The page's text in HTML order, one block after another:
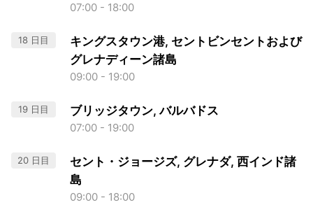
07:00 - 18:00
18 日目
キングスタウン港, セントビンセントおよび
グレナディーン諸島
09:00 - 19:00
19 日目 ブリッジタウン, バルバドス
07:00 - 19:00
20 日目
セント・ジョージズ, グレナダ, 西インド諸
島
09:00 - 18:00